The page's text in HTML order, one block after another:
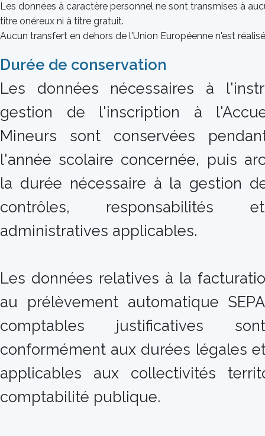
Les données à caractère personnel ne sont transmises à
titre onéreux ni à titre gratuit.
Aucun transfert en dehors de l'Union Européenne n'est
Durée de conservation
Les données nécessaires à
gestion de l'inscription à
Mineurs sont conservées
l'année scolaire concernée, puis
la durée nécessaire à la gestion
contrôles, responsabilités
administratives applicables.
Les données relatives à la
au prélèvement automatique
comptables justificatives
conformément aux durées légales
applicables aux collectivités
comptabilité publique.